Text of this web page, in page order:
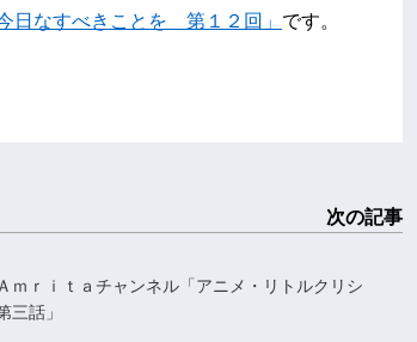
日なすべきことを 第１２回」 です。
次の記事
ｍｒｉｔａチャンネル「アニメ・リトルクリシ
話」